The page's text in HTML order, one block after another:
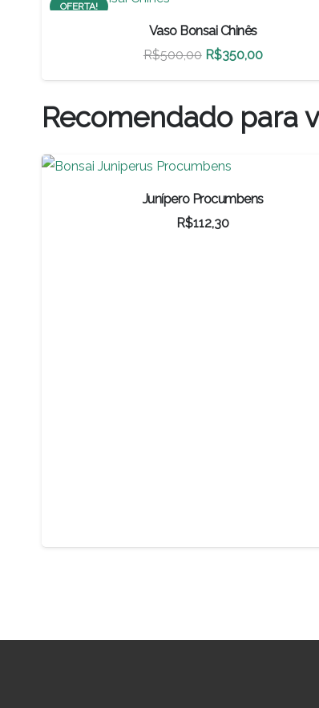
OFERTA!
Vaso Bonsai Chinês
R$500,00 O
preço
original
era:
R$350,00O
preço
é:
Recomendado para
Junípero Procumbens
R$112,30